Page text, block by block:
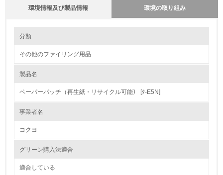
環境情報及び製品情報 環境の取り組み
1.環境取り組み体制
分類
その他のファイリング用品
製品名
ペーパーパッチ（再生紙・リサイクル可能） [ﾀ-E5N]
事業者名
コクヨ
グリーン購入法適合
適合している